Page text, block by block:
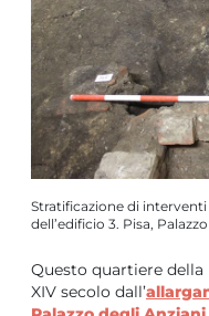
Stratificazione di
dell’edificio 3. Pisa,
Questo quartiere della
XIV secolo dall’